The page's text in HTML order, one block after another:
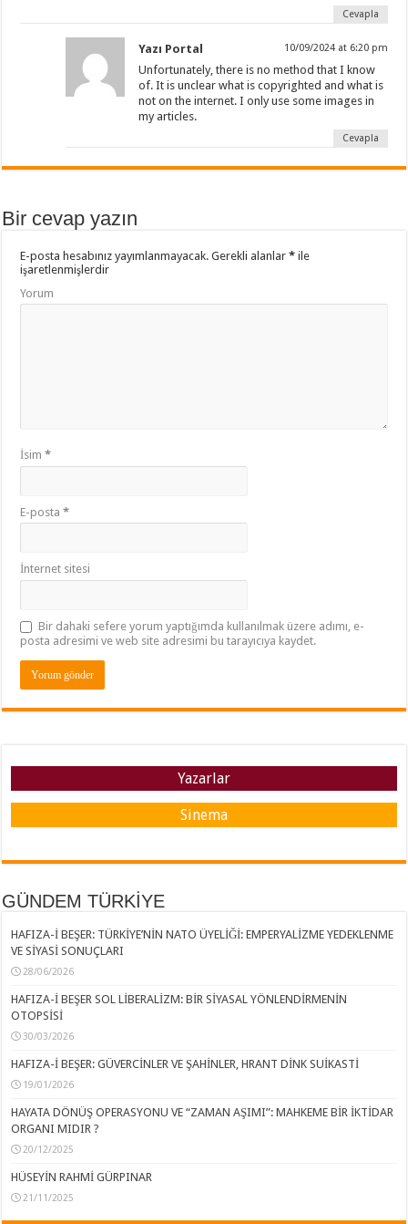
Cevapla
Yazı Portal 10/09/2024 at 6:20 pm
Unfortunately, there is no method that I know
of. It is unclear what is copyrighted and what is
not on the internet. I only use some images in
my articles.
Cevapla
Bir cevap yazın
E-posta hesabınız yayımlanmayacak. Gerekli alanlar* ile
işaretlenmişlerdir
Yorum
İsim*
E-posta*
İnternet sitesi
Bir dahaki sefere yorum yaptığımda kullanılmak üzere adımı, e-
posta adresimi ve web site adresimi bu tarayıcıya kaydet.
Yazarlar
Sinema
GÜNDEM TÜRKİYE
HAFIZA-İ BEŞER: TÜRKİYE’NİN NATO ÜYELİĞİ: EMPERYALİZME YEDEKLENME
VE SİYASİ SONUÇLARI
28/06/2026
HAFIZA-İ BEŞER SOL LİBERALİZM: BİR SİYASAL YÖNLENDİRMENİN
OTOPSİSİ
30/03/2026
HAFIZA-İ BEŞER: GÜVERCİNLER VE ŞAHİNLER, HRANT DİNK SUİKASTİ
19/01/2026
HAYATA DÖNÜŞ OPERASYONU VE “ZAMAN AŞIMI”: MAHKEME BİR İKTİDAR
ORGANI MIDIR ?
20/12/2025
HÜSEYİN RAHMİ GÜRPINAR
21/11/2025